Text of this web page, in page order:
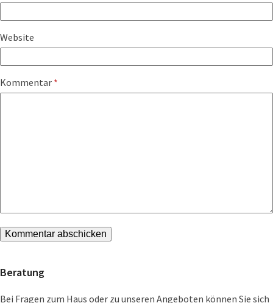
Website
Kommentar *
Beratung
Bei Fragen zum Haus oder zu unseren Angeboten können Sie sich